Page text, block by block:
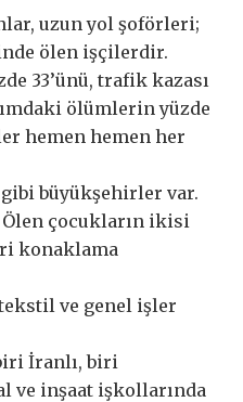
uzun yol şoförleri;
ölen işçilerdir.
33’ünü, trafik kazası
ölümlerin yüzde
hemen hemen her
büyükşehirler var.
Ölen çocukların ikisi
konaklama
ve genel işler
İranlı, biri
ve inşaat işkollarında